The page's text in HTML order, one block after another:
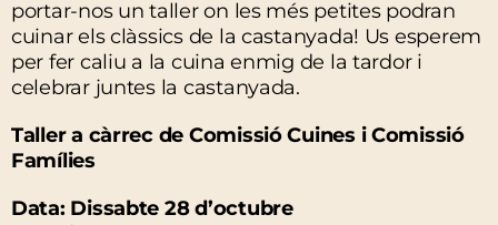
portar-nos un taller on les més petites podran
cuinar els clàssics de la castanyada! Us esperem
per fer caliu a la cuina enmig de la tardor i
celebrar juntes la castanyada.
Taller a càrrec de Comissió Cuines i Comissió
Famílies
Data: Dissabte 28 d’octubre